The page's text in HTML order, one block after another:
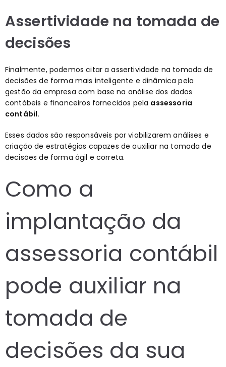
Assertividade na tomada de
decisões
Finalmente, podemos citar a assertividade na tomada de
decisões de forma mais inteligente e dinâmica pela
gestão da empresa com base na análise dos dados
contábeis e financeiros fornecidos pela assessoria
contábil.
Esses dados são responsáveis por viabilizarem análises e
criação de estratégias capazes de auxiliar na tomada de
decisões de forma ágil e correta.
Como a
implantação da
assessoria contábil
pode auxiliar na
tomada de
decisões da sua